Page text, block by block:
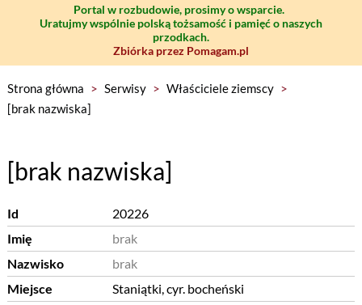
Portal w rozbudowie, prosimy o wsparcie.
Uratujmy wspólnie polską tożsamość i pamięć o naszych
przodkach.
Zbiórka przez Pomagam.pl
Strona główna > Serwisy > Właściciele ziemscy >
[brak nazwiska]
[brak nazwiska]
Id
20226
Imię
brak
Nazwisko
brak
Miejsce
Staniątki, cyr. bocheński